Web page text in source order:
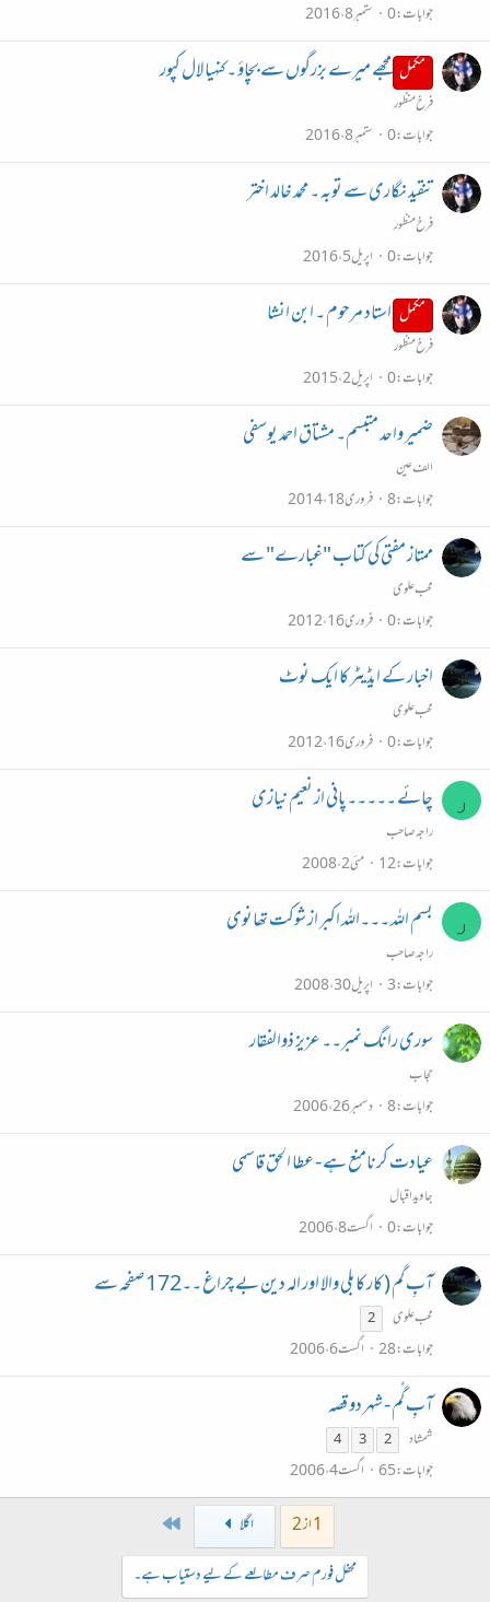
جوابات 0 ستمبر 8، 2016
مکمل مجھے میرے بزرگوں سے بچاؤ ۔ کنہیا لال کپور
فرخ منظور
جوابات 0 ستمبر 8، 2016
تنقید نگاری سے توبہ ۔ محمد خالد اختر
فرخ منظور
جوابات 0 اپریل 5، 2016
مکمل استاد مرحوم ۔ ابن انشا
فرخ منظور
جوابات 0 اپریل 2، 2015
ضمیر واحد متبسم۔ مشتاق احمد یوسفی
الف عین
جوابات 8 فروری 18، 2014
ممتاز مفتی کی کتاب "غبارے" سے
محب علوی
جوابات 0 فروری 16، 2012
اخبار کے ایڈیٹر کا ایک نوٹ
محب علوی
جوابات 0 فروری 16، 2012
ر چائے ۔۔۔۔۔پانی از نعیم نیازی
راجہ صاحب
جوابات 12 مئی 2، 2008
ر بسم اللہ ۔۔۔اللہ اکبر از شوکت تھانوی
راجہ صاحب
جوابات 3 اپریل 30، 2008
سوری رانگ نمبر۔۔ عزیز ذوالفقار
حجاب
جوابات 8 دسمبر 26، 2006
عیادت کرنامنع ہے - عطا الحق قاسمی
جاویداقبال
جوابات 0 اگست 8، 2006
آبِ گم ( کار کابلی والا اور الہ دین بے چراغ ۔۔172 صفحہ سے
محب علوی 2
جوابات 28 اگست 6، 2006
آبِ گُم - شہر دو قصہ
شمشاد 2
3
4
جوابات 65 اگست 4، 2006
1 از 2 اگلا
محفل فورم صرف مطالعے کے لیے دستیاب ہے۔